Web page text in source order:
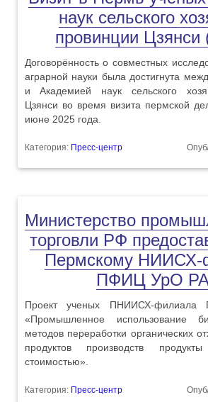
наук сельского
провинции Цзянси
Договорённость о совместных
аграрной науки была достигнута
и Академией наук сельского
Цзянси во время визита пермской
июне 2025 года.
Категория: Пресс-центр
Министерство
торговли РФ
Пермскому НИИСХ-
ПФИЦ УрО
Проект ученых ПНИИСХ-
«Промышленное использование
методов переработки органических
продуктов производств
стоимостью».
Категория: Пресс-центр